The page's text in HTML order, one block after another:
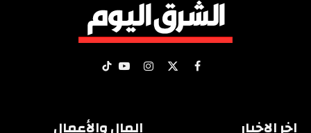
فيسبوك
X الانستغراميوتيوبتيكتوك